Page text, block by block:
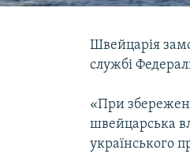
Швейцарія
службі
«При
швейцарська
українського